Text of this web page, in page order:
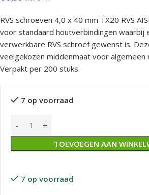
RVS schroeven 4,0 x 40 mm TX20 RVS
voor standaard houtverbindingen waarbij
verwerkbare RVS schroef gewenst is.
veelgekozen middenmaat voor algemeen
Verpakt per 200 stuks.
7 op voorraad
TOEVOEGEN AAN
7 op voorraad